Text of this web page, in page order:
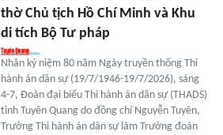
thờ Chủ tịch Hồ Chí Minh và Khu
di tích Bộ Tư pháp
Nhân kỷ niệm 80 năm Ngày truyền thống Thi
hành án dân sự (19/7/1946-19/7/2026), sáng
4-7, Đoàn đại biểu Thi hành án dân sự (THADS)
tỉnh Tuyên Quang do đồng chí Nguyễn Tuyên,
Trưởng Thi hành án dân sự làm Trưởng đoàn